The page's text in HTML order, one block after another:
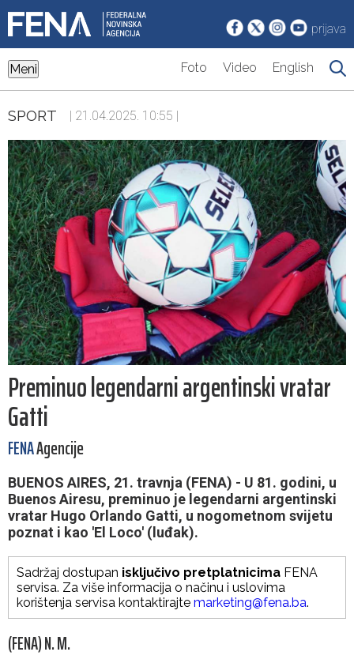
prijava
Meni Foto Video English
SPORT | 21.04.2025. 10:55 |
Preminuo legendarni argentinski vratar
Gatti
FENAAgencije
BUENOS AIRES, 21. travnja (FENA) - U 81. godini, u
Buenos Airesu, preminuo je legendarni argentinski
vratar Hugo Orlando Gatti, u nogometnom svijetu
poznat i kao 'El Loco' (luđak).
Sadržaj dostupan isključivo pretplatnicima FENA
servisa. Za više informacija o načinu i uslovima
korištenja servisa kontaktirajte marketing@fena.ba.
(FENA) N. M.